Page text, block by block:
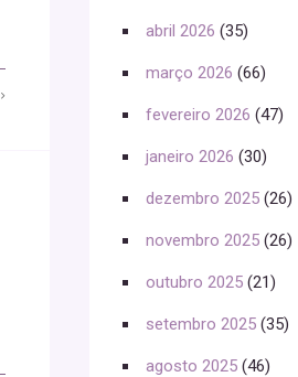
abril 2026 (35)
março 2026 (66)
fevereiro 2026 (47)
janeiro 2026 (30)
dezembro 2025 (26)
novembro 2025 (26)
outubro 2025 (21)
setembro 2025 (35)
agosto 2025 (46)